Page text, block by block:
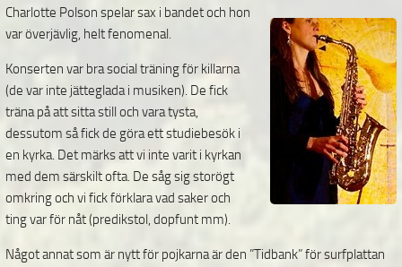
Charlotte Polson spelar sax i bandet och hon
var överjävlig, helt fenomenal.
Konserten var bra social träning för killarna
(de var inte jätteglada i musiken). De fick
träna på att sitta still och vara tysta,
dessutom så fick de göra ett studiebesök i
en kyrka. Det märks att vi inte varit i kyrkan
med dem särskilt ofta. De såg sig storögt
omkring och vi fick förklara vad saker och
ting var för nåt (predikstol, dopfunt mm).
Något annat som är nytt för pojkarna är den ”Tidbank” för surfplattan